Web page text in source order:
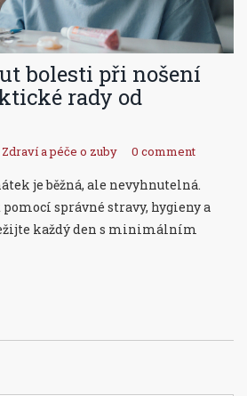
bolesti při nošení
rady od
Zdraví a péče o zuby 0 comment
je běžná, ale nevyhnutelná.
správné stravy, hygieny a
každý den s minimálním